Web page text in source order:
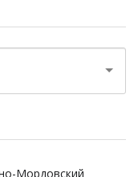
Мордовский